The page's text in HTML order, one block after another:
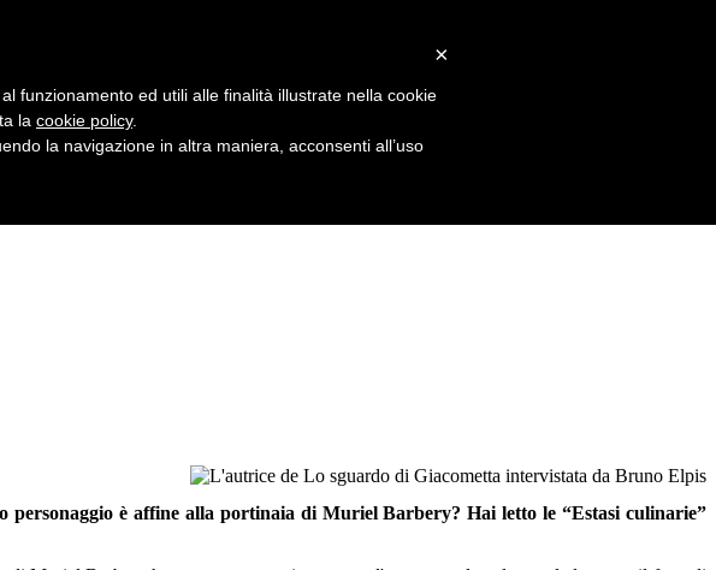
personaggio è affine alla portinaia di Muriel Barbery? Hai letto le “Estasi culinarie”
×
funzionamento ed utili alle finalità illustrate nella cookie
la cookie policy.
la navigazione in altra maniera, acconsenti all’uso